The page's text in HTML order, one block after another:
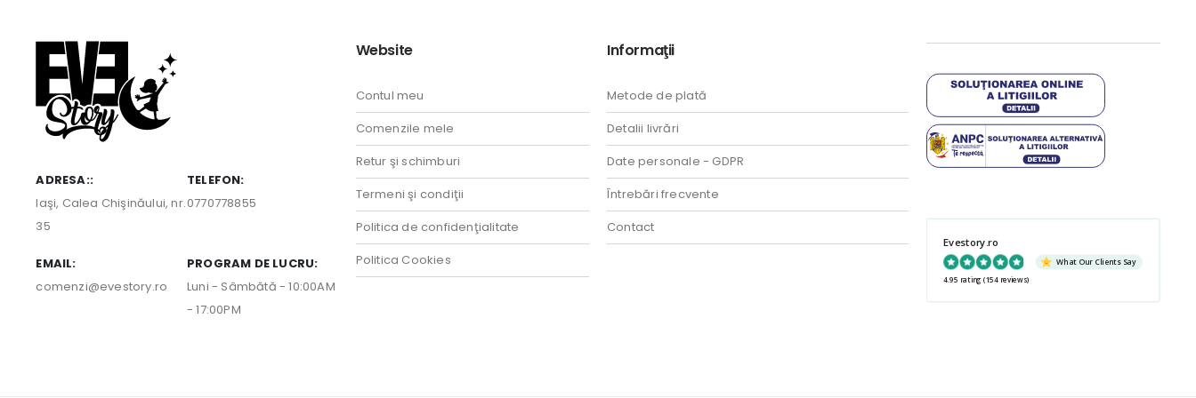
ADRESA::
Iaşi, Calea Chişinăului, nr.
35
TELEFON:
0770778855
EMAIL:
comenzi@evestory.ro
PROGRAM DE LUCRU:
Luni - Sâmbătă - 10:00AM
- 17:00PM
Website
Contul meu
Comenzile mele
Retur şi schimburi
Termeni şi condiţii
Politica de confidenţialitate
Politica Cookies
Informaţii
Metode de plată
Detalii livrări
Date personale - GDPR
Întrebări frecvente
Contact
Evestory.ro
What Our Clients Say
4.95 rating (154 reviews)